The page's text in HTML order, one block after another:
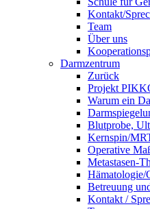
Kontakt/
Team
Über uns
Darmzentrum
Zurück
Projekt
Warum ein
Blutprobe,
Kernspin/
Operative
Metastasen-
Hämatologie/
Betreuung
Kontakt /